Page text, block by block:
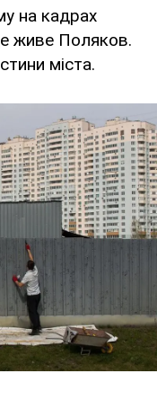
на кадрах
живе Поляков.
міста.